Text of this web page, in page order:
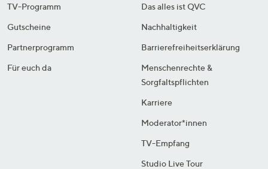
TV-Programm
Gutscheine
Partnerprogramm
Für euch da
Das alles ist QVC
Nachhaltigkeit
Barrierefreiheitserklärung
Menschenrechte &
Sorgfaltspflichten
Karriere
Moderator*innen
TV-Empfang
Studio Live Tour